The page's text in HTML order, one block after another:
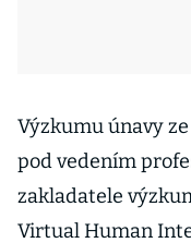
Výzkumu únavy
pod vedením
zakladatele
Virtual Human